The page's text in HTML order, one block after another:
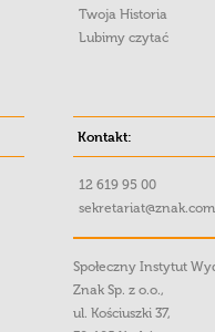
Twoja Historia
Lubimy czytać
Kontakt:
12 619 95 00
Społeczny Instytut
Znak Sp. z o.o.,
ul. Kościuszki 37,